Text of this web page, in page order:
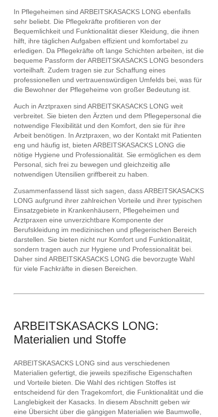
In Pflegeheimen sind ARBEITSKASACKS LONG ebenfalls
sehr beliebt. Die Pflegekräfte profitieren von der
Bequemlichkeit und Funktionalität dieser Kleidung, die ihnen
hilft, ihre täglichen Aufgaben effizient und komfortabel zu
erledigen. Da Pflegekräfte oft lange Schichten arbeiten, ist die
bequeme Passform der ARBEITSKASACKS LONG besonders
vorteilhaft. Zudem tragen sie zur Schaffung eines
professionellen und vertrauenswürdigen Umfelds bei, was für
die Bewohner der Pflegeheime von großer Bedeutung ist.
Auch in Arztpraxen sind ARBEITSKASACKS LONG weit
verbreitet. Sie bieten den Ärzten und dem Pflegepersonal die
notwendige Flexibilität und den Komfort, den sie für ihre
Arbeit benötigen. In Arztpraxen, wo der Kontakt mit Patienten
eng und häufig ist, bieten ARBEITSKASACKS LONG die
nötige Hygiene und Professionalität. Sie ermöglichen es dem
Personal, sich frei zu bewegen und gleichzeitig alle
notwendigen Utensilien griffbereit zu haben.
Zusammenfassend lässt sich sagen, dass ARBEITSKASACKS
LONG aufgrund ihrer zahlreichen Vorteile und ihrer typischen
Einsatzgebiete in Krankenhäusern, Pflegeheimen und
Arztpraxen eine unverzichtbare Komponente der
Berufskleidung im medizinischen und pflegerischen Bereich
darstellen. Sie bieten nicht nur Komfort und Funktionalität,
sondern tragen auch zur Hygiene und Professionalität bei.
Daher sind ARBEITSKASACKS LONG die bevorzugte Wahl
für viele Fachkräfte in diesen Bereichen.
ARBEITSKASACKS LONG:
Materialien und Stoffe
ARBEITSKASACKS LONG sind aus verschiedenen
Materialien gefertigt, die jeweils spezifische Eigenschaften
und Vorteile bieten. Die Wahl des richtigen Stoffes ist
entscheidend für den Tragekomfort, die Funktionalität und die
Langlebigkeit der Kasacks. In diesem Abschnitt geben wir
eine Übersicht über die gängigen Materialien wie Baumwolle,